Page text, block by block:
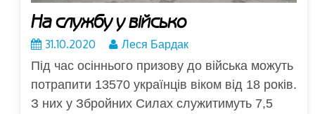
На службу у військо
31.10.2020
Леся Бардак
Під час осіннього призову до війська можуть
потрапити 13570 українців віком від 18 років.
З них у Збройних Силах служитимуть 7,5